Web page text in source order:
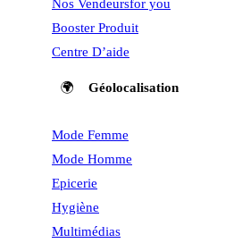
Nos Vendeursfor you
Booster Produit
Centre D’aide
🌍 Géolocalisation
Mode Femme
Mode Homme
Epicerie
Hygiène
Multimédias